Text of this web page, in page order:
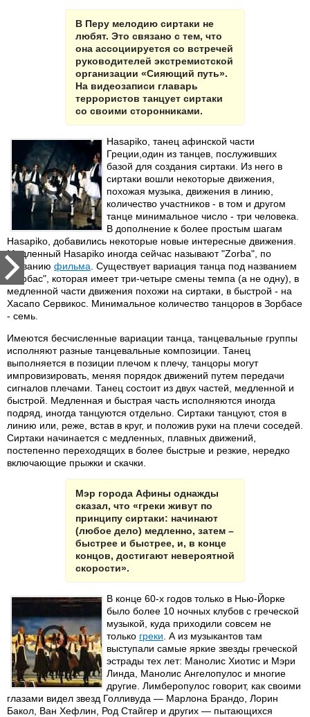
В Перу мелодию сиртаки не
любят. Это связано с тем, что
она ассоциируется со встречей
руководителей экстремистской
организации «Сияющий путь».
На видеозаписи главарь
террористов танцует сиртаки
со своими сторонниками.
Нasapiko, танец афинской части
Греции,один из танцев, послуживших
базой для создания сиртаки. Из него в
сиртаки вошли некоторые движения,
похожая музыка, движения в линию,
количество участников - в том и другом
танце минимальное число - три человека.
В дополнение к более простым шагам
Нasapiko, добавились некоторые новые интересные движения.
Медленный Hasapiko иногда сейчас называют "Zorba", по
названию фильма . Существует вариация танца под названием
"Зорбас", которая имеет три-четыре смены темпа (а не одну), в
медленной части движения похожи на сиртаки, в быстрой - на
Хасапо Сервикос. Минимальное количество танцоров в Зорбасе
- семь.
Имеются бесчисленные вариации танца, танцевальные группы
исполняют разные танцевальные композиции. Танец
выполняется в позиции плечом к плечу, танцоры могут
импровизировать, меняя порядок движений путем передачи
сигналов плечами. Танец состоит из двух частей, медленной и
быстрой. Медленная и быстрая часть исполняются иногда
подряд, иногда танцуются отдельно. Сиртаки танцуют, стоя в
линию или, реже, встав в круг, и положив руки на плечи соседей.
Сиртаки начинается с медленных, плавных движений,
постепенно переходящих в более быстрые и резкие, нередко
включающие прыжки и скачки.
Мэр города Афины однажды
сказал, что «греки живут по
принципу сиртаки: начинают
(любое дело) медленно, затем –
быстрее и быстрее, и, в конце
концов, достигают невероятной
скорости».
В конце 60-х годов только в Нью-Йорке
было более 10 ночных клубов с греческой
музыкой, куда приходили совсем не
только греки . А из музыкантов там
выступали самые яркие звезды греческой
эстрады тех лет: Манолис Хиотис и Мэри
Линда, Манолис Ангелопулос и многие
другие. Лимберопулос говорит, как своими
глазами видел звезд Голливуда — Марлона Брандо, Лорин
Бакол, Ван Хефлин, Род Стайгер и других — пытающихся